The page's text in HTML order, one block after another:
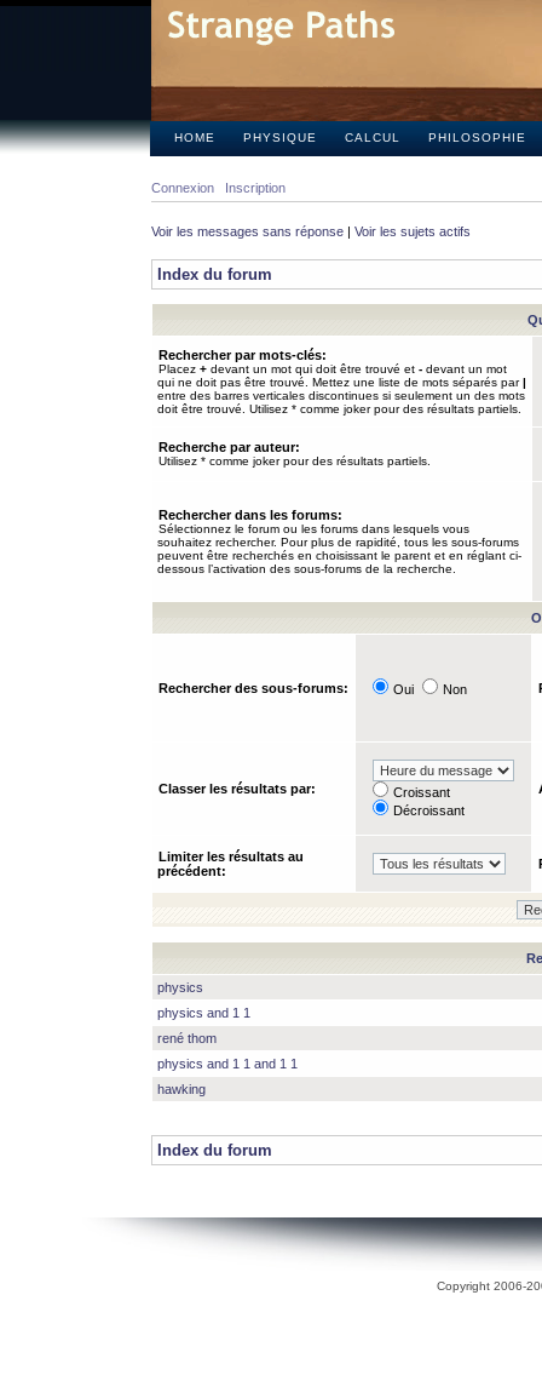
HOME PHYSIQUE CALCUL PHILOSOPHIE
Connexion Inscription
Voir les messages sans réponse | Voir les sujets actifs
Index du forum
Rechercher par mots-clés:
Placez + devant un mot qui doit être trouvé et - devant un mot
qui ne doit pas être trouvé. Mettez une liste de mots séparés par|
entre des barres verticales discontinues si seulement un des mots
doit être trouvé. Utilisez * comme joker pour des résultats partiels.
Recherche par auteur:
Utilisez * comme joker pour des résultats partiels.
Rechercher dans les forums:
Sélectionnez le forum ou les forums dans lesquels vous
souhaitez rechercher. Pour plus de rapidité, tous les sous-forums
peuvent être recherchés en choisissant le parent et en réglant ci-
dessous l’activation des sous-forums de la recherche.
Rechercher des sous-forums: Oui Non
Classer les résultats par:
Croissant
Décroissant
Limiter les résultats au
précédent:
physics
physics and 1 1
rené thom
physics and 1 1 and 1 1
hawking
Index du forum
Copyright 2006-